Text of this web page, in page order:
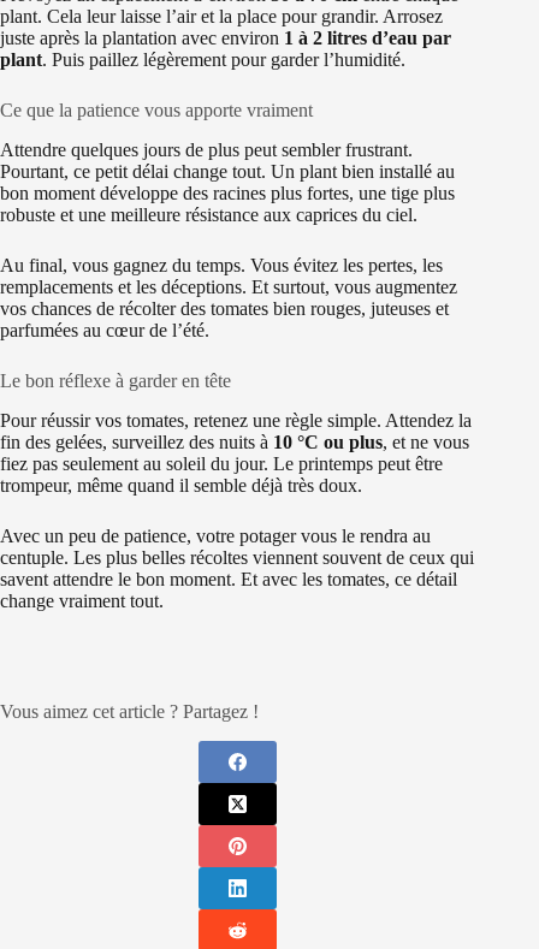
plant. Cela leur laisse l’air et la place pour grandir. Arrosez
juste après la plantation avec environ 1 à 2 litres d’eau par
plant. Puis paillez légèrement pour garder l’humidité.
Ce que la patience vous apporte vraiment
Attendre quelques jours de plus peut sembler frustrant.
Pourtant, ce petit délai change tout. Un plant bien installé au
bon moment développe des racines plus fortes, une tige plus
robuste et une meilleure résistance aux caprices du ciel.
Au final, vous gagnez du temps. Vous évitez les pertes, les
remplacements et les déceptions. Et surtout, vous augmentez
vos chances de récolter des tomates bien rouges, juteuses et
parfumées au cœur de l’été.
Le bon réflexe à garder en tête
Pour réussir vos tomates, retenez une règle simple. Attendez la
fin des gelées, surveillez des nuits à 10 °C ou plus, et ne vous
fiez pas seulement au soleil du jour. Le printemps peut être
trompeur, même quand il semble déjà très doux.
Avec un peu de patience, votre potager vous le rendra au
centuple. Les plus belles récoltes viennent souvent de ceux qui
savent attendre le bon moment. Et avec les tomates, ce détail
change vraiment tout.
Vous aimez cet article ? Partagez !